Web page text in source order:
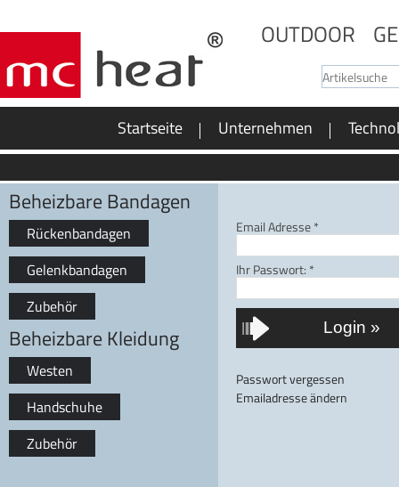
OUTDOOR
Startseite Unternehmen
Email Adresse*
Ihr Passwort: *
Passwort vergessen
Emailadresse ändern
Beheizbare Bandagen
Rückenbandagen
Gelenkbandagen
Zubehör
Beheizbare Kleidung
Westen
Handschuhe
Zubehör